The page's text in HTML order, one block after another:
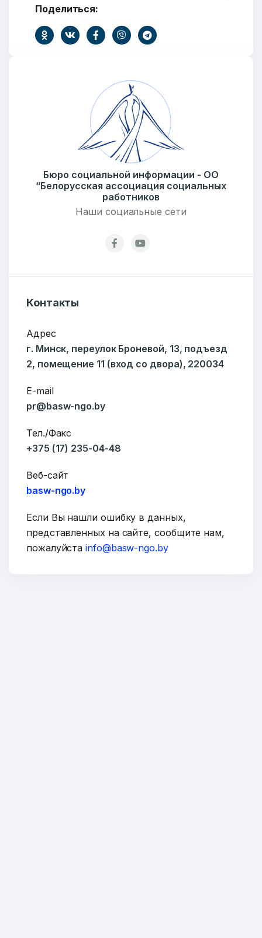
Добро пожаловать
Тел./Факс:
Ваше имя
E-mail
Поделиться:
Бюро социальной информации - ОО
“Белорусская ассоциация социальных
работников
Наши социальные сети
Контакты
Адрес
г. Минск, переулок Броневой, 13, подъезд
2, помещение 11 (вход со двора), 220034
E-mail
pr@basw-ngo.by
Тел./Факс
+375 (17) 235-04-48
Веб-сайт
basw-ngo.by
Если Вы нашли ошибку в данных,
представленных на сайте, сообщите нам,
пожалуйстаinfo@basw-ngo.by